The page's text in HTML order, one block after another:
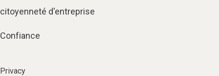
citoyenneté d'entreprise
Confiance
Privacy